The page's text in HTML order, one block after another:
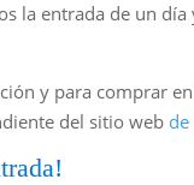
la entrada de un día
y para comprar
del sitio web de